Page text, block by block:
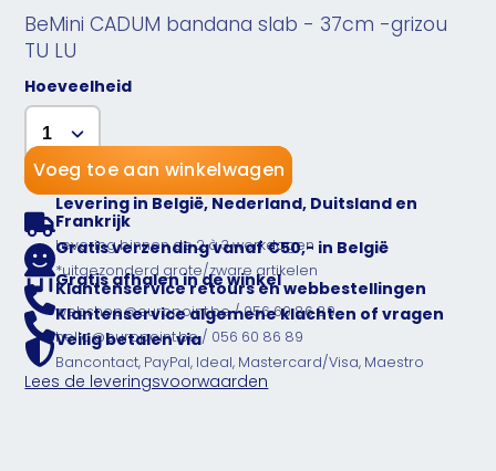
BeMini CADUM bandana slab - 37cm -grizou
TU LU
Hoeveelheid
Voeg toe aan winkelwagen
Levering in België, Nederland, Duitsland en
Frankrijk
Levering binnen de 2 à 3 werkdagen
Gratis verzending vanaf €50,- in België
*uitgezonderd grote/zware artikelen
Gratis afhalen in de winkel
Klantenservice retours en webbestellingen
webshop@europoint.be / 056 60 86 89
Klantenservice algemene klachten of vragen
hello@europoint.be / 056 60 86 89
Veilig betalen via
Bancontact, PayPal, Ideal, Mastercard/Visa, Maestro
Lees de leveringsvoorwaarden